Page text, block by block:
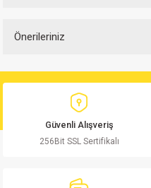
Önerileriniz
yetersiz gördüğünüz noktaları
Görüş ve önerileriniz için teşekkür
Ürün resmi kalitesiz, bozuk
Ürün bilgilerinde hatalar
Güvenli Alışveriş
256Bit SSL Sertifikalı